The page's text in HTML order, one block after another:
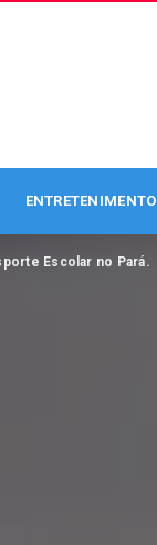
ENTRETENIMENTO
Escolar no Pará.